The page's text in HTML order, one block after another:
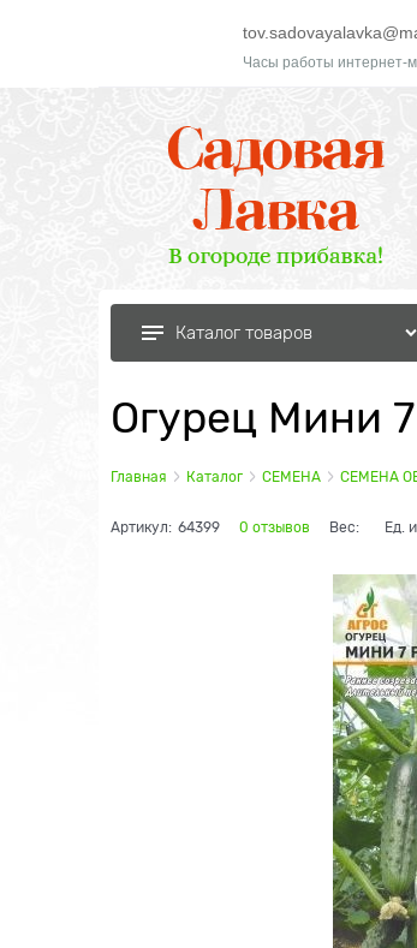
Часы работы
Каталог товаров
Огурец Мини
Главная Каталог СЕМЕНА СЕМЕНА
Артикул: 64399 0 отзывов Вес: Ед.